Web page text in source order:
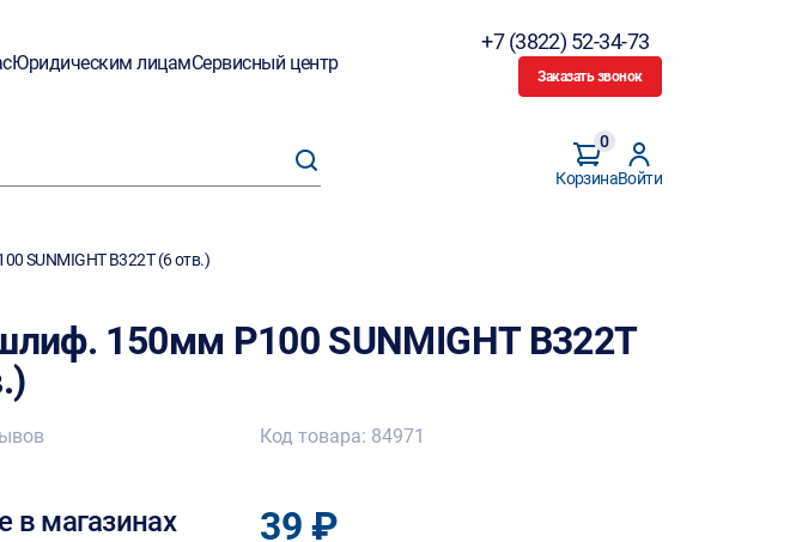
Юридическим лицамСервисный центр
+7 (3822) 52-34-73
Заказать звонок
Корзина
0
Войти
SUNMIGHT B322T (6 отв.)
150мм P100 SUNMIGHT B322T
в магазинах
Код товара: 84971
39 ₽